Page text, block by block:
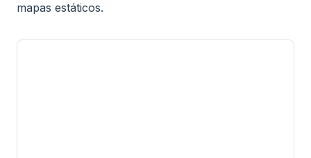
mapas estáticos.